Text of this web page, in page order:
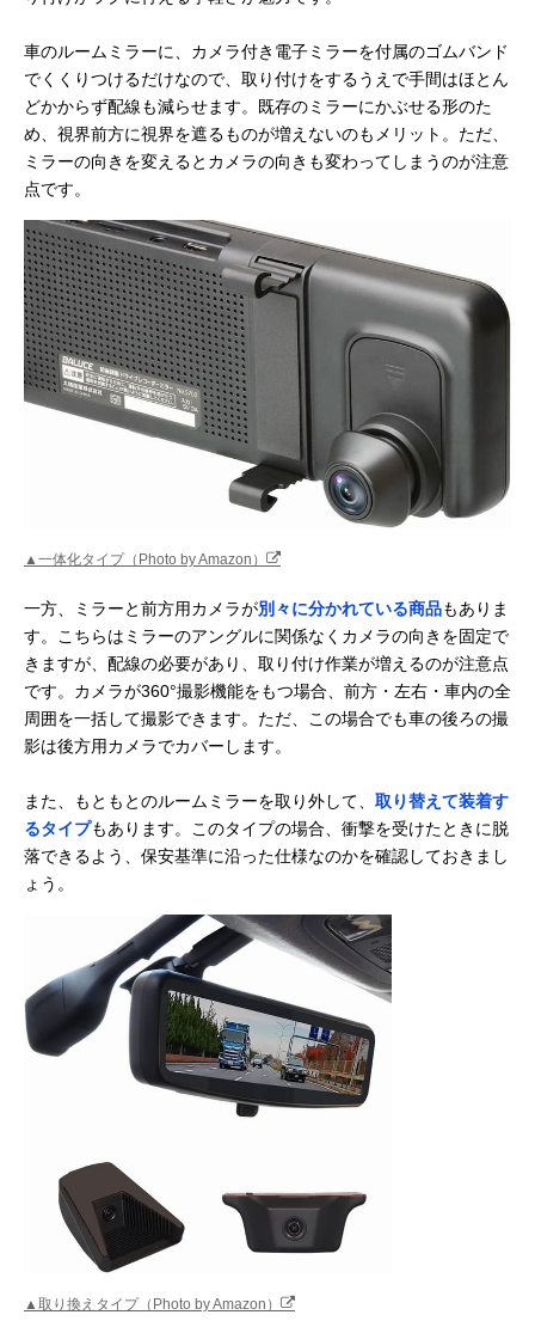
車のルームミラーに、カメラ付き電子ミラーを付属のゴムバンド
でくくりつけるだけなので、取り付けをするうえで手間はほとん
どかからず配線も減らせます。既存のミラーにかぶせる形のた
め、視界前方に視界を遮るものが増えないのもメリット。ただ、
ミラーの向きを変えるとカメラの向きも変わってしまうのが注意
点です。
▲一体化タイプ（Photo by Amazon）
一方、ミラーと前方用カメラが別々に分かれている商品もありま
す。こちらはミラーのアングルに関係なくカメラの向きを固定で
きますが、配線の必要があり、取り付け作業が増えるのが注意点
です。カメラが360°撮影機能をもつ場合、前方・左右・車内の全
周囲を一括して撮影できます。ただ、この場合でも車の後ろの撮
影は後方用カメラでカバーします。
また、もともとのルームミラーを取り外して、 取り替えて装着す
るタイプもあります。このタイプの場合、衝撃を受けたときに脱
落できるよう、保安基準に沿った仕様なのかを確認しておきまし
ょう。
▲取り換えタイプ（Photo by Amazon）